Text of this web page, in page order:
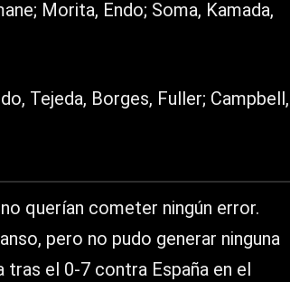
Morita, Endo; Soma, Kamada,
Tejeda, Borges, Fuller; Campbell,
querían cometer ningún error.
pero no pudo generar ninguna
el 0-7 contra España en el